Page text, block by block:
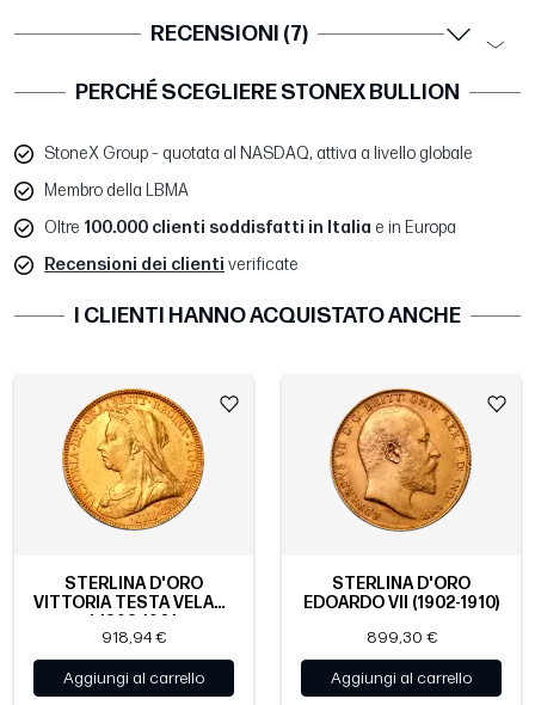
RECENSIONI (7)
PERCHÉ SCEGLIERE STONEX BULLION
StoneX Group – quotata al NASDAQ, attiva a livello globale
Membro della LBMA
Oltre 100.000 clienti soddisfatti in Italia e in Europa
Recensioni dei clienti verificate
I CLIENTI HANNO ACQUISTATO ANCHE
STERLINA D'ORO
VITTORIA TESTA VELATA
| 1893-1901
918,94 €
Aggiungi al carrello
STERLINA D'ORO
EDOARDO VII (1902-1910)
899,30 €
Aggiungi al carrello